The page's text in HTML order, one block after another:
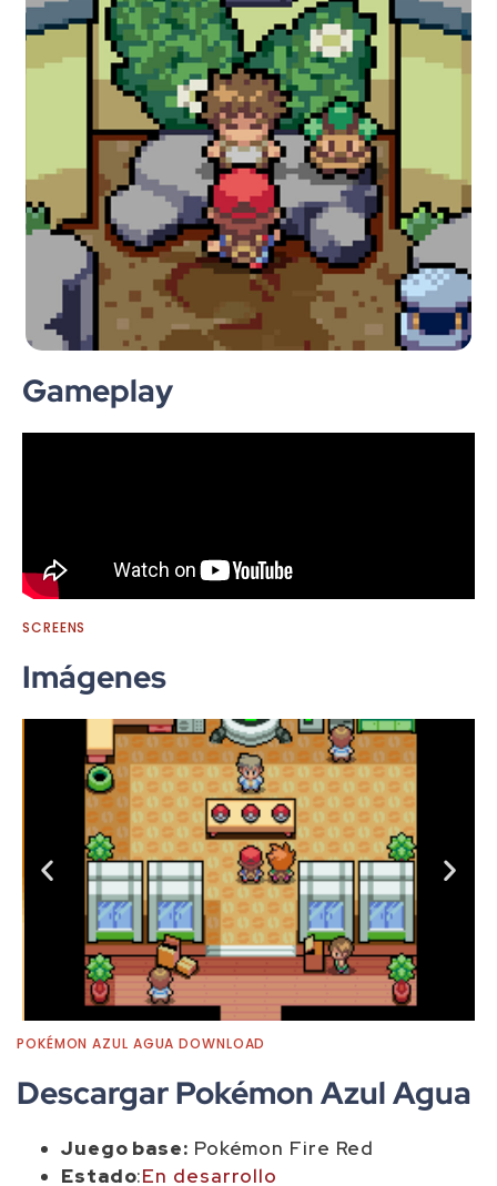
Gameplay
SCREENS
Imágenes
POKÉMON AZUL AGUA DOWNLOAD
Descargar Pokémon Azul Agua
Juego base: Pokémon Fire Red
Estado:En desarrollo